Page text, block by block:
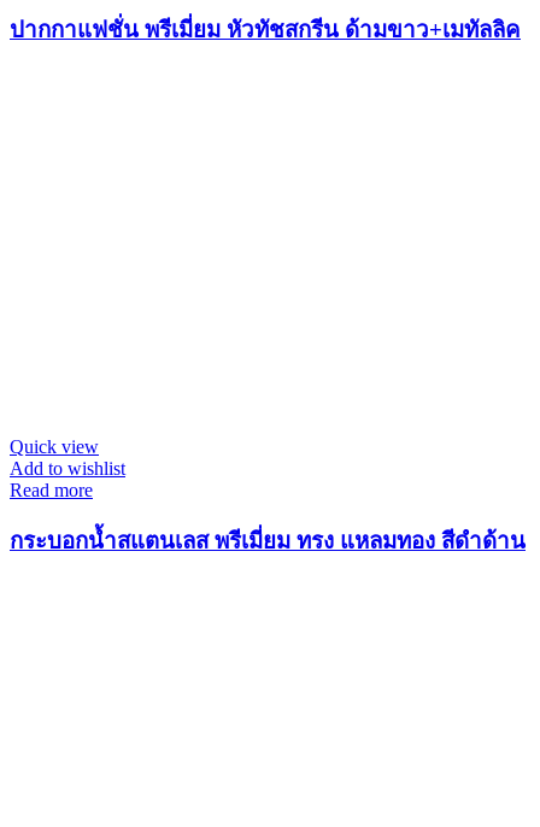
ปากกาแฟชั่น พรีเมี่ยม หัวทัชสกรีน ด้ามขาว+เมทัลลิค
Quick view
Add to wishlist
Read more
กระบอกน้ำสแตนเลส พรีเมี่ยม ทรง แหลมทอง สีดำด้าน